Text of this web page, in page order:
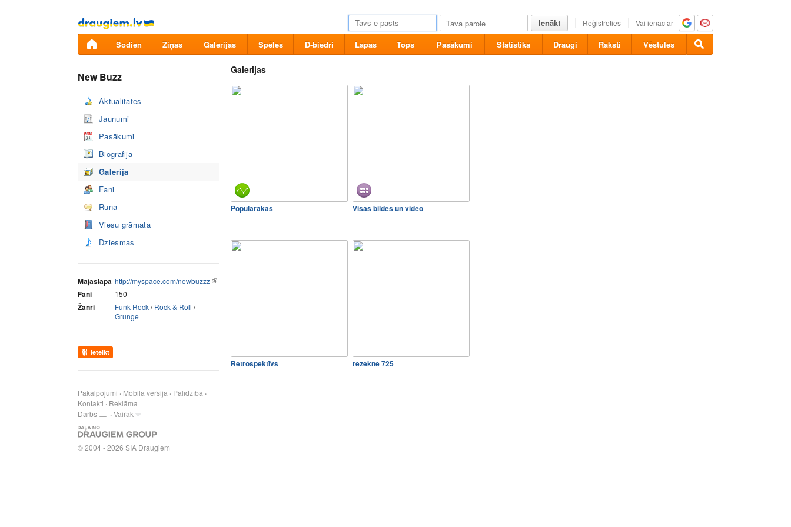
Pāriet
uz
saturu
Ienākt Reģistrēties Vai ienāc ar
Šodien Ziņas Galerijas Spēles D-biedri Lapas Tops Pasākumi Statistika Draugi Raksti Vēstules
New Buzz
Aktualitātes
Jaunumi
Pasākumi
Biogrāfija
Galerija
Fani
Runā
Viesu grāmata
Dziesmas
Mājaslapa http://myspace.com/newbuzzz
Fani 150
Žanri Funk Rock/Rock & Roll /
Grunge
Ieteikt
Pakalpojumi Mobilā versija
Palīdzība
Kontakti
Reklāma
Darbs
Vairāk
© 2004 - 2026 SIA Draugiem
Galerijas
Populārākās Visas bildes un video
Retrospektīvs rezekne 725